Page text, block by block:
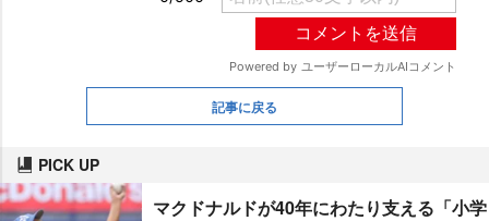
記事に戻る
PICK UP
マクドナルドが40年にわたり支える「小学